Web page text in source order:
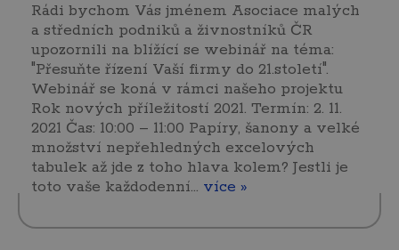
Rádi bychom Vás jménem Asociace malých
a středních podniků a živnostníků ČR
upozornili na blížící se webinář na téma:
"Přesuňte řízení Vaší firmy do 21.století".
Webinář se koná v rámci našeho projektu
Rok nových příležitostí 2021. Termín: 2. 11.
2021 Čas: 10:00 – 11:00 Papíry, šanony a velké
množství nepřehledných excelových
tabulek až jde z toho hlava kolem? Jestli je
toto vaše každodenní... více »